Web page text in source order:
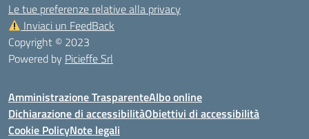
Le tue preferenze relative alla privacy
Inviaci un FeedBack
Copyright © 2023
Powered by Picieffe Srl
Amministrazione TrasparenteAlbo online
Dichiarazione di accessibilitàObiettivi di accessibilità
Cookie PolicyNote legali